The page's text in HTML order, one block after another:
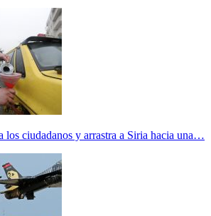
los ciudadanos y arrastra a Siria hacia una…